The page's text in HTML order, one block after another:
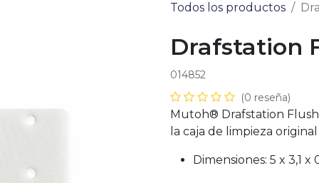
Todos los productos
Drafstation
014852
(0 reseña)
Mutoh® Drafstation
la caja de limpieza
Dimensiones: 5 x 3,1 x